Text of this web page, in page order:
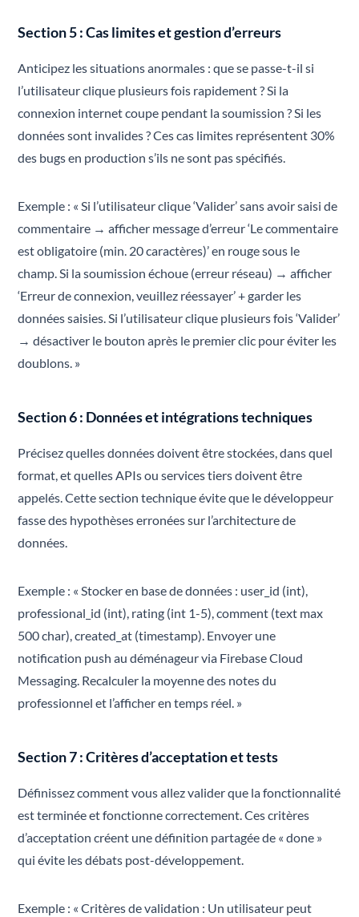
Section 5 : Cas limites et gestion d’erreurs
Anticipez les situations anormales : que se passe-t-il si
l’utilisateur clique plusieurs fois rapidement ? Si la
connexion internet coupe pendant la soumission ? Si les
données sont invalides ? Ces cas limites représentent 30%
des bugs en production s’ils ne sont pas spécifiés.
Exemple : « Si l’utilisateur clique ‘Valider’ sans avoir saisi de
commentaire → afficher message d’erreur ‘Le commentaire
est obligatoire (min. 20 caractères)’ en rouge sous le
champ. Si la soumission échoue (erreur réseau) → afficher
‘Erreur de connexion, veuillez réessayer’ + garder les
données saisies. Si l’utilisateur clique plusieurs fois ‘Valider’
→ désactiver le bouton après le premier clic pour éviter les
doublons. »
Section 6 : Données et intégrations techniques
Précisez quelles données doivent être stockées, dans quel
format, et quelles APIs ou services tiers doivent être
appelés. Cette section technique évite que le développeur
fasse des hypothèses erronées sur l’architecture de
données.
Exemple : « Stocker en base de données : user_id (int),
professional_id (int), rating (int 1-5), comment (text max
500 char), created_at (timestamp). Envoyer une
notification push au déménageur via Firebase Cloud
Messaging. Recalculer la moyenne des notes du
professionnel et l’afficher en temps réel. »
Section 7 : Critères d’acceptation et tests
Définissez comment vous allez valider que la fonctionnalité
est terminée et fonctionne correctement. Ces critères
d’acceptation créent une définition partagée de « done »
qui évite les débats post-développement.
Exemple : « Critères de validation : Un utilisateur peut